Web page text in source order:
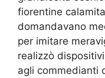
fiorentine
domandavano
per imitare
realizzò
agli commedianti